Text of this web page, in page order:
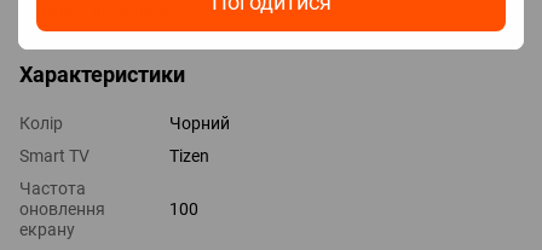
Характеристики
Колір
Чорний
Smart TV
Tizen
Частота
оновлення
екрану
100